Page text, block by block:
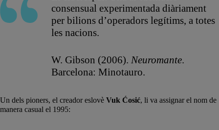
consensual experimentada diàriament
per bilions d’operadors legítims, a totes
les nacions.
W. Gibson (2006). Neuromante.
Barcelona: Minotauro.
Un dels pioners, el creador eslovè Vuk Ćosić, li va assignar el nom de
manera casual el 1995: